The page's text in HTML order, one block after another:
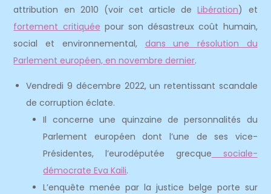
attribution en 2010 (voir cet article deLibération) et
fortement critiquée pour son désastreux coût humain,
social et environnemental, dans une résolution du
Parlement européen, en novembre dernier.
Vendredi 9 décembre 2022, un retentissant scandale
de corruption éclate.
Il concerne une quinzaine de personnalités du
Parlement européen dont l’une de ses vice-
Présidentes, l’eurodéputée grecque sociale-
démocrate Eva Kaili.
L’enquête menée par la justice belge porte sur